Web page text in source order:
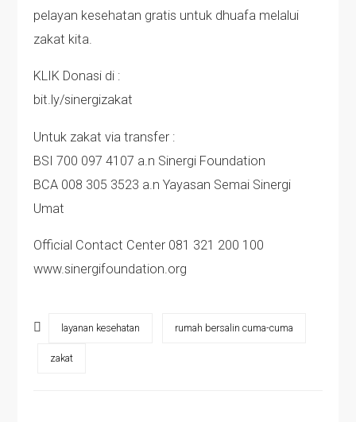
pelayan kesehatan gratis untuk dhuafa melalui
zakat kita.
KLIK Donasi di :
bit.ly/sinergizakat
Untuk zakat via transfer :
BSI 700 097 4107 a.n Sinergi Foundation
BCA 008 305 3523 a.n Yayasan Semai Sinergi
Umat
Official Contact Center 081 321 200 100
www.sinergifoundation.org
layanan kesehatan rumah bersalin cuma-cuma
zakat